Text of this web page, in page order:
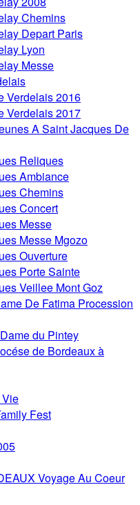
Chemins
Depart Paris
Lyon
Messe
Verdelais 2016
Verdelais 2017
A Saint Jacques De
Reliques
Ambiance
Chemins
Concert
Messe
Messe Mgozo
Ouverture
Porte Sainte
Veillee Mont Goz
De Fatima Procession
du Pintey
de Bordeaux à
Vie
Fest
Voyage Au Coeur